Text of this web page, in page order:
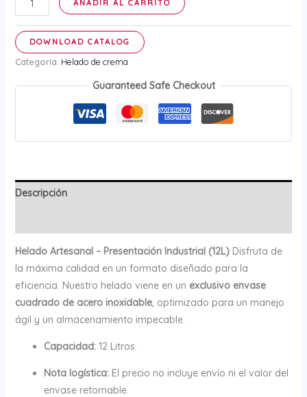
de
Choco
menta
-
12
AÑADIR AL CARRITO
DOWNLOAD CATALOG
Categoría: Helado de crema
Guaranteed Safe Checkout
Descripción
Helado Artesanal – Presentación Industrial (12L)Disfruta de
la máxima calidad en un formato diseñado para la
eficiencia. Nuestro helado viene en un exclusivo envase
cuadrado de acero inoxidable, optimizado para un manejo
ágil y un almacenamiento impecable.
Capacidad:12 Litros.
Nota logística:El precio no incluye envío ni el valor del
envase retornable.